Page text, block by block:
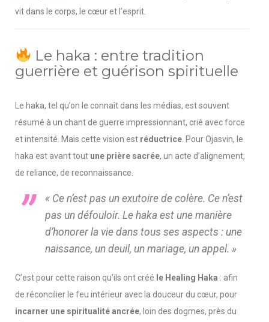
vit dans le corps, le cœur et l’esprit.
Le haka : entre tradition
guerrière et guérison spirituelle
Le haka, tel qu’on le connaît dans les médias, est souvent
résumé à un chant de guerre impressionnant, crié avec force
et intensité. Mais cette vision est réductrice . Pour Ojasvin, le
haka est avant tout une prière sacrée, un acte d’alignement,
de reliance, de reconnaissance.
« Ce n’est pas un exutoire de colère. Ce n’est
pas un défouloir. Le haka est une manière
d’honorer la vie dans tous ses aspects : une
naissance, un deuil, un mariage, un appel. »
C’est pour cette raison qu’ils ont créé le Healing Haka : afin
de réconcilier le feu intérieur avec la douceur du cœur, pour
incarner une spiritualité ancrée, loin des dogmes, près du